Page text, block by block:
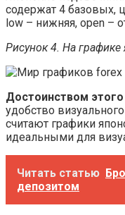
содержат 4 базовых,
low – нижняя, open –
Рисунок 4. На графике
Достоинством
удобство
считают графики
идеальными для
Читать статью
депозитом